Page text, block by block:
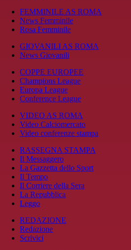
FEMMINILE AS ROMA
News Femminile
Rosa Femminile
GIOVANILI AS ROMA
News Giovanili
COPPE EUROPEE
Champions League
Europa League
Conference League
VIDEO AS ROMA
Video Calciomercato
Video conferenze stampa
RASSEGNA STAMPA
Il Messaggero
La Gazzetta dello Sport
Il Tempo
Il Corriere della Sera
La Repubblica
Leggo
REDAZIONE
Redazione
Scrivici